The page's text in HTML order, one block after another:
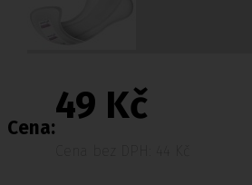
Cena:
49 Kč